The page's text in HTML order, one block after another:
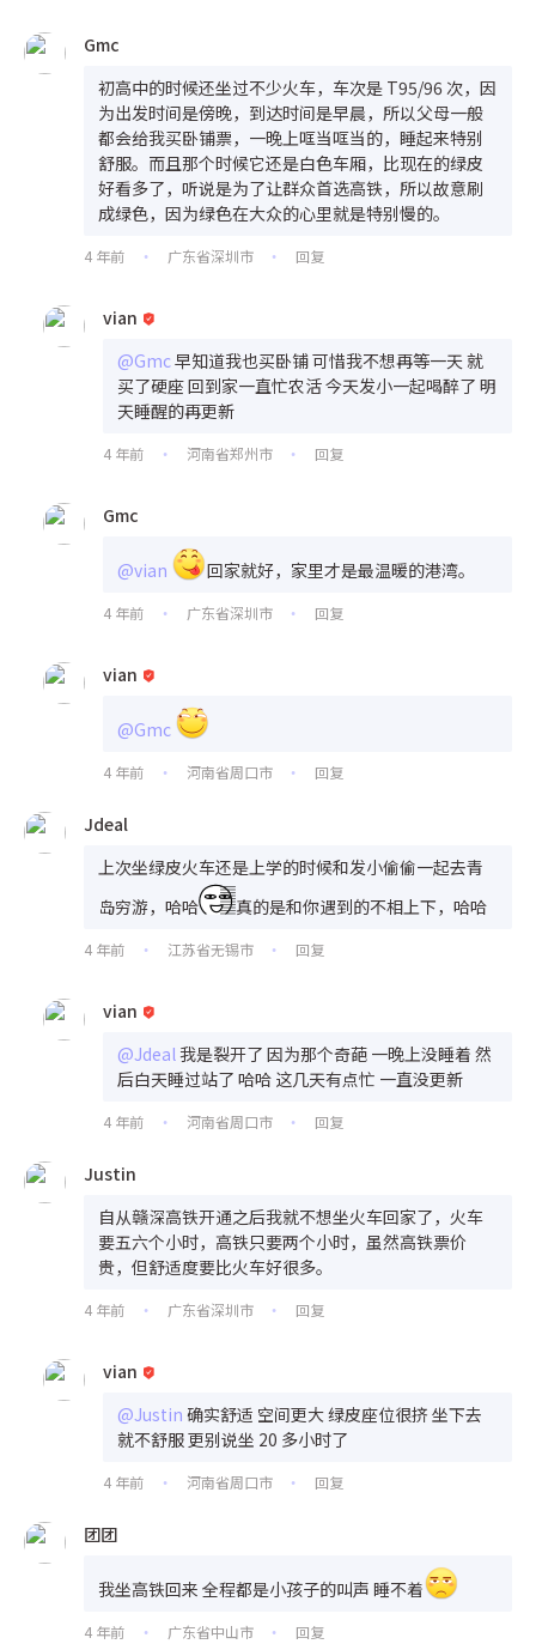
Gmc
初高中的时候还坐过不少火车，车次是 T95/96 次，因
为出发时间是傍晚，到达时间是早晨，所以父母一般
都会给我买卧铺票，一晚上哐当哐当的，睡起来特别
舒服。而且那个时候它还是白色车厢，比现在的绿皮
好看多了，听说是为了让群众首选高铁，所以故意刷
成绿色，因为绿色在大众的心里就是特别慢的。
4 年前 • 广东省深圳市 • 回复
vian
@Gmc早知道我也买卧铺 可惜我不想再等一天 就
买了硬座 回到家一直忙农活 今天发小一起喝醉了 明
天睡醒的再更新
4 年前 • 河南省郑州市 • 回复
Gmc
@vian 回家就好，家里才是最温暖的港湾。
4 年前 • 广东省深圳市 • 回复
vian
@Gmc
4 年前 • 河南省周口市 • 回复
Jdeal
上次坐绿皮火车还是上学的时候和发小偷偷一起去青
岛穷游，哈哈
真的是和你遇到的不相上下，哈哈
4 年前 • 江苏省无锡市 • 回复
vian
@Jdeal 我是裂开了 因为那个奇葩 一晚上没睡着 然
后白天睡过站了 哈哈 这几天有点忙 一直没更新
4 年前 • 河南省周口市 • 回复
Justin
自从赣深高铁开通之后我就不想坐火车回家了，火车
要五六个小时，高铁只要两个小时，虽然高铁票价
贵，但舒适度要比火车好很多。
4 年前 • 广东省深圳市 • 回复
vian
@Justin 确实舒适 空间更大 绿皮座位很挤 坐下去
就不舒服 更别说坐 20 多小时了
4 年前 • 河南省周口市 • 回复
团团
我坐高铁回来 全程都是小孩子的叫声 睡不着
4 年前 • 广东省中山市 • 回复